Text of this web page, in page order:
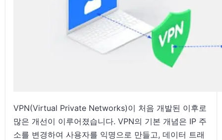
VPN 체인이란 무엇인가?
VPN 체인 설정 방법
더블 VPN 연결의 장점
VPN(Virtual Private Networks)이 처음 개발된 이후로
많은 개선이 이루어졌습니다. VPN의 기본 개념은 IP 주
소를 변경하여 사용자를 익명으로 만들고, 데이터 트래